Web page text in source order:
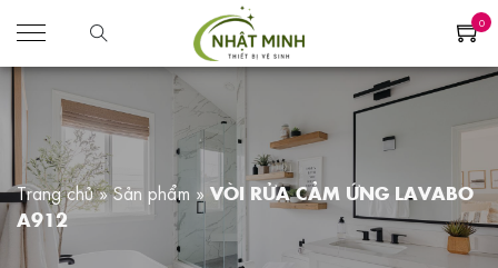
0
Trang chủ»Sản phẩm » VÒI RỬA CẢM ỨNG LAVABO
A912